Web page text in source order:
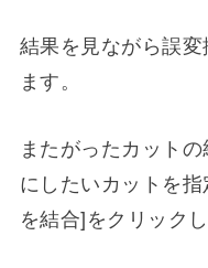
結果を見ながら誤
ます。
またがったカット
にしたいカットを
を結合]をクリックし